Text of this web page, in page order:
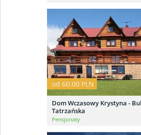
od 60.00 PLN
Dom Wczasowy Krystyna -
Tatrzańska
Pensjonaty